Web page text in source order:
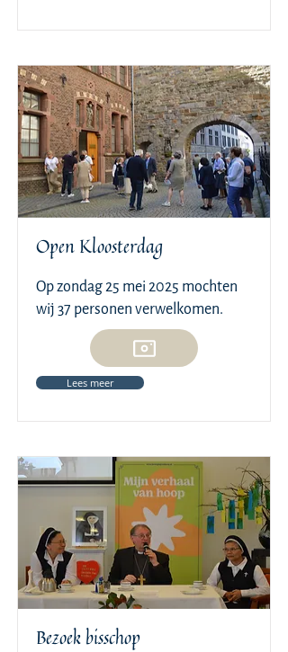
Open Kloosterdag
Op zondag 25 mei 2025 mochten
wij 37 personen verwelkomen.
Lees meer
Bezoek bisschop